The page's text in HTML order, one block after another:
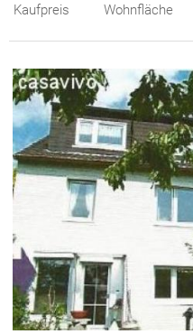
Kaufpreis Wohnfläche